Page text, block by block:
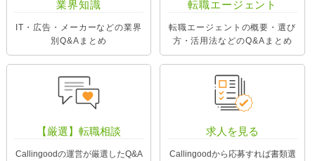
業界知識
IT・広告・メーカーなどの業界
別Q&Aまとめ
転職エージェント
転職エージェントの概要・選び
方・活用法などのQ&Aまとめ
【厳選】転職相談
Callingoodの運営が厳選したQ&A
求人を見る
Callingoodから応募すれば書類選